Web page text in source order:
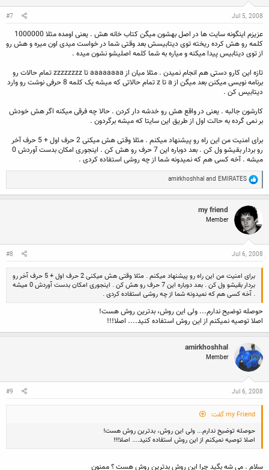
Jul 5, 2008
#7
عزیزم اینگونه سایت ها در اصل بهشون میگن کتاب خانه هش . یعنی اومده مثلا 1000000
کلمه رو هش کرده ریخته توی دیتابیسش بعد وقتی شما در خواست میدی اون میره و هش رو
از توی دیتابیس پیدا میکنه و میاره به شما کلمه اصلیشو نشون میده .
تازه این کارو دستی هم انجام نمیدن . مثلا میان از aaaaaaaa تا zzzzzzzz تمام حالات رو
برنامه نویسی میکنن بعد میگن از a تا z تمام حالاتی که میشه یک کلمه 8 حرفی نوشت رو وارد
دیتابیس کن .
کارشون جالبه . یعنی در واقع هش رو خدشه دار کردن . حالا چه فرقی میکنه اگر هش خودش
بر نمی گرده به حالت اول از طریق این سایتا که میشه برگردون .
برای امنیت من این راه رو پیشنهاد میکنم . مثلا وقتی هش میکنی 2 حرف اول + 5 حرف آخر
رو بردار بقیشو ول کن . بعد دوباره این 7 حرف رو هش کن . اینجوری امکان بدست آوردش 0
میشه . آخه کسی هم که نمیدونه شما از چه روشی استفاده کردی .
R
e
a
c
t
i
o
n
:
EMIRATES
amirkhoshhal
my friend
Member
Jul 6, 2008
#8
برای امنیت من این راه رو پیشنهاد میکنم . مثلا وقتی هش میکنی 2 حرف اول + 5 حرف آخر رو
بردار بقیشو ول کن . بعد دوباره این 7 حرف رو هش کن . اینجوری امکان بدست آوردش 0 میشه
. آخه کسی هم که نمیدونه شما از چه روشی استفاده کردی .
حوصله توضیح ندارم... ولی این روش، بدترین روش هست!
اصلا توصیه نمیکنم از این روش استفاده کنید.... اصلا!!!
amirkhoshhal
Member
Jul 6, 2008
#9
my Friend گفت:
حوصله توضیح ندارم... ولی این روش، بدترین روش هست!
اصلا توصیه نمیکنم از این روش استفاده کنید.... اصلا!!!
سلام . می شه بگید چرا این روش بدترین روش هست ؟ ممنون